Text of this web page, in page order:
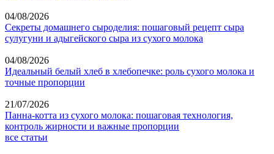
04/08/2026
Секреты домашнего сыроделия: пошаговый рецепт сыра
сулугуни и адыгейского сыра из сухого молока
04/08/2026
Идеальный белый хлеб в хлебопечке: роль сухого молока и
точные пропорции
21/07/2026
Панна-котта из сухого молока: пошаговая технология,
контроль жирности и важные пропорции
все статьи